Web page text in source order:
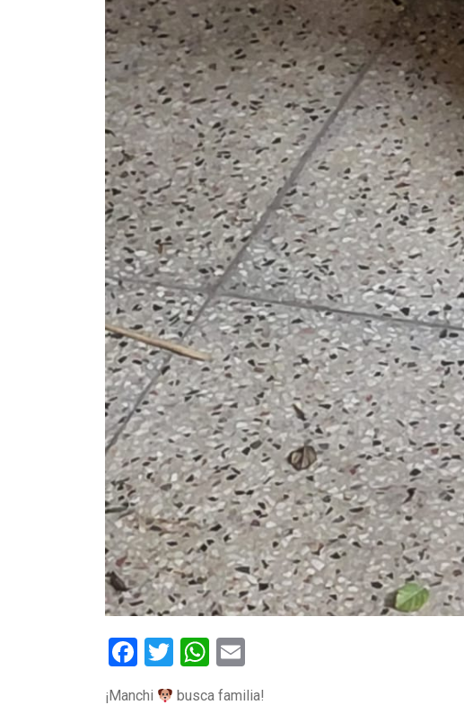
Facebook
TwitterWhatsApp
¡Manchi busca familia!